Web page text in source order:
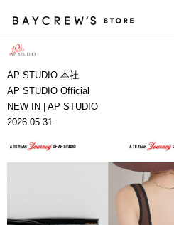
AP STUDIO 本社
AP STUDIO Official
NEW IN | AP STUDIO
2026.05.31